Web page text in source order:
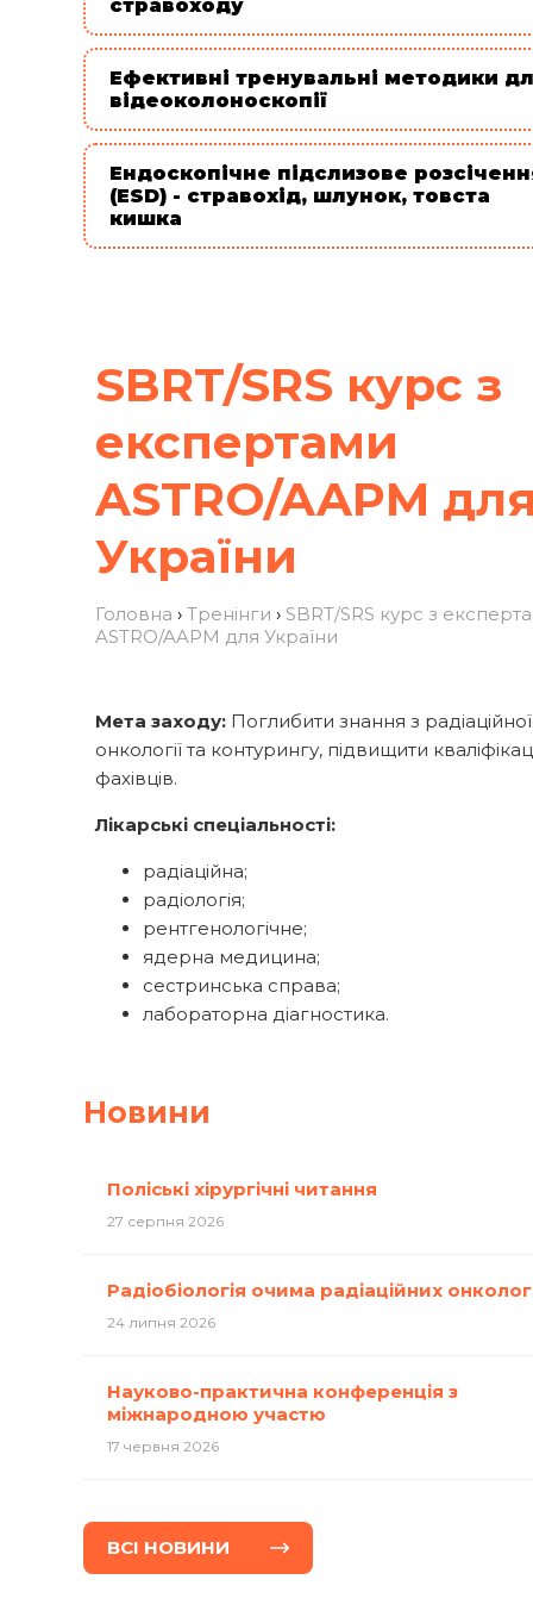
SBRT/SRS курс з
експертами
ASTRO/AAPM
України
Головна › Тренінги › SBRT/SRS курс з
ASTRO/AAPM для України
Мета заходу: Поглибити знання з радіаційної
онкології та контурингу, підвищити
фахівців.
Лікарські спеціальності:
радіаційна;
радіологія;
рентгенологічне;
ядерна медицина;
сестринська справа;
лабораторна діагностика.
стравоходу
Ефективні тренувальні методики
відеоколоноскопії
Ендоскопічне підслизове
(ESD) - стравохід, шлунок, товста
кишка
Новини
Поліські хірургічні читання
27 серпня 2026
Радіобіологія очима радіаційних
24 липня 2026
Науково-практична конференція з
міжнародною участю
17 червня 2026
ВСI НОВИНИ